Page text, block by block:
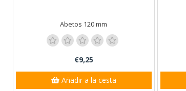
Abetos 120 mm
€9,25
Añadir a la cesta